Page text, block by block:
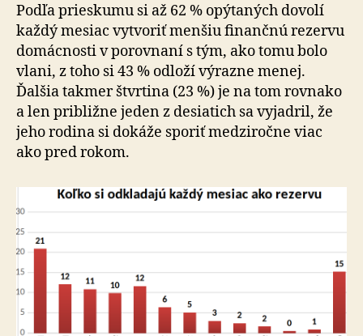
Podľa prieskumu si až 62 % opýtaných dovolí
každý mesiac vytvoriť menšiu fi­nan­čnú rezervu
do­mác­nosti v po­rov­naní s tým, ako tomu bolo
vlani, z toho si 43 % odloží výrazne menej.
Ďalšia tak­mer štvrtina (23 %) je na tom rov­nako
a len približne jeden z de­sia­tich sa vyjadril, že
jeho rodina si dokáže sporiť medzi­ročne viac
ako pred rokom.